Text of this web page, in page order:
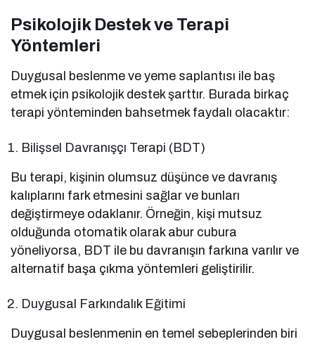
Psikolojik Destek ve Terapi
Yöntemleri
Duygusal beslenme ve yeme saplantısı ile baş
etmek için psikolojik destek şarttır. Burada birkaç
terapi yönteminden bahsetmek faydalı olacaktır:
Bilişsel Davranışçı Terapi (BDT)
Bu terapi, kişinin olumsuz düşünce ve davranış
kalıplarını fark etmesini sağlar ve bunları
değiştirmeye odaklanır. Örneğin, kişi mutsuz
olduğunda otomatik olarak abur cubura
yöneliyorsa, BDT ile bu davranışın farkına varılır ve
alternatif başa çıkma yöntemleri geliştirilir.
Duygusal Farkındalık Eğitimi
Duygusal beslenmenin en temel sebeplerinden biri